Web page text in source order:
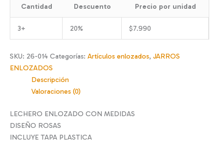
medidas
cantidad
Cantidad Descuento Precio por unidad
3+ 20% $7.990
SKU: 26-014 Categorías: Artículos enlozados, JARROS
ENLOZADOS
Descripción
Valoraciones (0)
LECHERO ENLOZADO CON MEDIDAS
DISEÑO ROSAS
INCLUYE TAPA PLASTICA